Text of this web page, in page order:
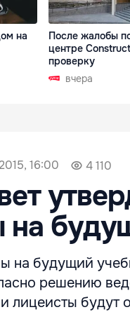
на
После жалобы
центре
проверку
вчера
16:00 4 110
на
на будущий
решению
лицеисты будут